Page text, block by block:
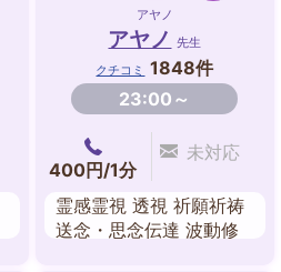
アヤノ
アヤノ 先生
クチコミ
1848件
23:00～
400円/1分
未対応
霊感霊視 透視 祈願祈祷
送念・思念伝達 波動修